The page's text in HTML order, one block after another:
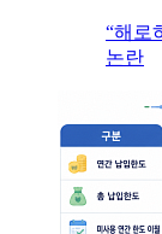
“해로
논란